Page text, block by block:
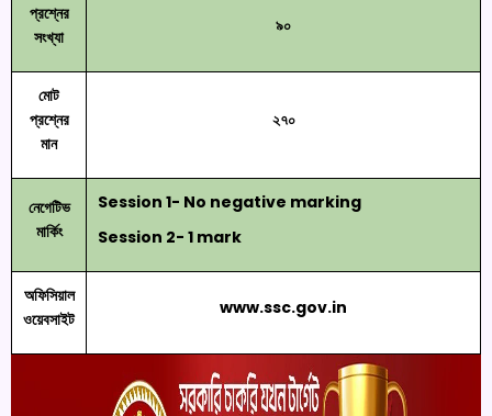
প্রশ্নের
সংখ্যা
৯০
মোট
প্রশ্নের
মান
২৭০
নেগেটিভ
মার্কিং
Session 1- No negative marking
Session 2- 1 mark
অফিসিয়াল
ওয়েবসাইট
www.ssc.gov.in